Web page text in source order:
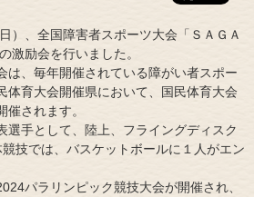
）、全国障害者スポーツ大会「ＳＡＧＡ
激励会を行いました。
、毎年開催されている障がい者スポー
体育大会開催県において、国民体育大会
されます。
手として、陸上、フライングディスク
技では、バスケットボールに１人がエン
パラリンピック競技大会が開催され、